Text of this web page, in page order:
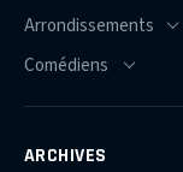
ARCHIVES